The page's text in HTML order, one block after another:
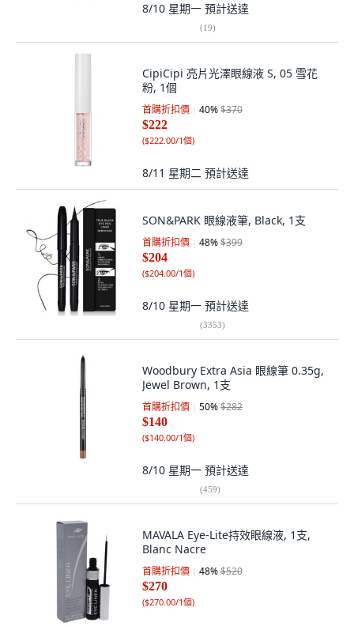
8/10 星期一 預計送達
(19)
CipiCipi 亮片光澤眼線液 S, 05 雪花
粉, 1個
首購折扣價 40%$370
$222
($222.00/1個)
8/11 星期二 預計送達
SON&PARK 眼線液筆, Black, 1支
首購折扣價 48%$399
$204
($204.00/1個)
8/10 星期一 預計送達
(3353)
Woodbury Extra Asia 眼線筆 0.35g,
Jewel Brown, 1支
首購折扣價 50%$282
$140
($140.00/1個)
8/10 星期一 預計送達
(459)
MAVALA Eye-Lite持效眼線液, 1支,
Blanc Nacre
首購折扣價 48%$520
$270
($270.00/1個)